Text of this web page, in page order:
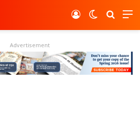
Switch skin
Log In
Advertisement